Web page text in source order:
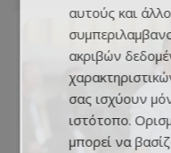
αυτούς και
ακριβών
σας ισχύουν
ιστότοπο.
μπορεί να